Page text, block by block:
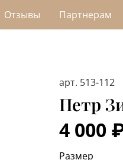
Отзывы Партнерам
арт. 513-112
Петр
4 000
Размер